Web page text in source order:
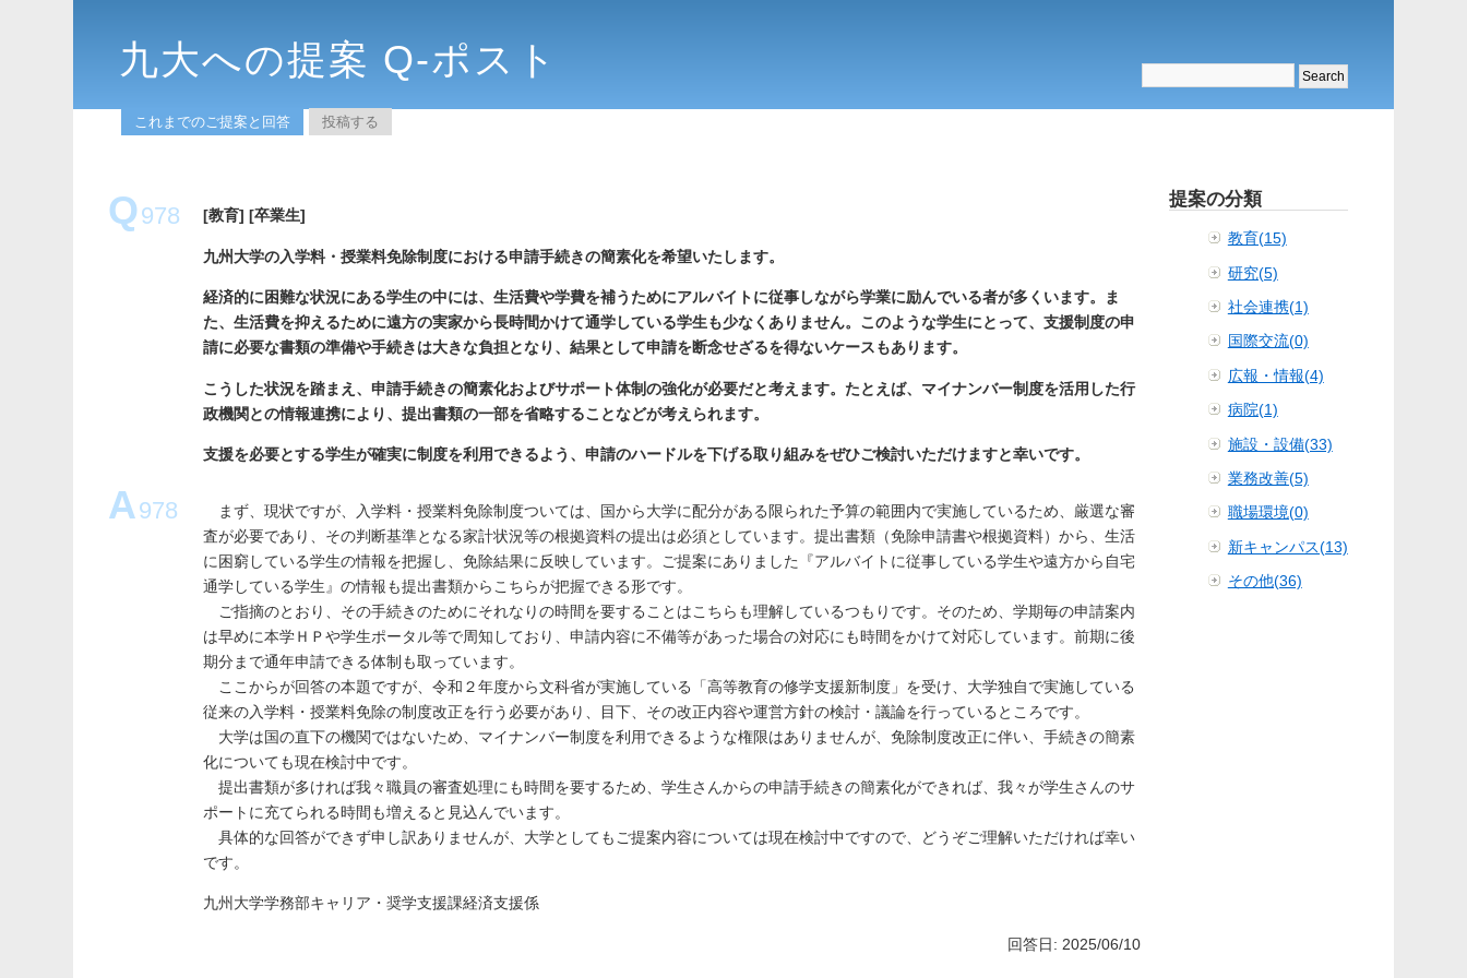
九大への提案 Q-ポスト
これまでのご提案と回答 投稿する
Q978 [教育] [卒業生]
九州大学の入学料・授業料免除制度における申請手続きの簡素化を希望いたします。
経済的に困難な状況にある学生の中には、生活費や学費を補うためにアルバイトに従事しながら学業に励んでいる者が多くいます。ま
た、生活費を抑えるために遠方の実家から長時間かけて通学している学生も少なくありません。このような学生にとって、支援制度の申
請に必要な書類の準備や手続きは大きな負担となり、結果として申請を断念せざるを得ないケースもあります。
こうした状況を踏まえ、申請手続きの簡素化およびサポート体制の強化が必要だと考えます。たとえば、マイナンバー制度を活用した行
政機関との情報連携により、提出書類の一部を省略することなどが考えられます。
支援を必要とする学生が確実に制度を利用できるよう、申請のハードルを下げる取り組みをぜひご検討いただけますと幸いです。
A978
まず、現状ですが、入学料・授業料免除制度ついては、国から大学に配分がある限られた予算の範囲内で実施しているため、厳選な審
査が必要であり、その判断基準となる家計状況等の根拠資料の提出は必須としています。提出書類（免除申請書や根拠資料）から、生活
に困窮している学生の情報を把握し、免除結果に反映しています。ご提案にありました『アルバイトに従事している学生や遠方から自宅
通学している学生』の情報も提出書類からこちらが把握できる形です。
ご指摘のとおり、その手続きのためにそれなりの時間を要することはこちらも理解しているつもりです。そのため、学期毎の申請案内
は早めに本学ＨＰや学生ポータル等で周知しており、申請内容に不備等があった場合の対応にも時間をかけて対応しています。前期に後
期分まで通年申請できる体制も取っています。
ここからが回答の本題ですが、令和２年度から文科省が実施している「高等教育の修学支援新制度」を受け、大学独自で実施している
従来の入学料・授業料免除の制度改正を行う必要があり、目下、その改正内容や運営方針の検討・議論を行っているところです。
大学は国の直下の機関ではないため、マイナンバー制度を利用できるような権限はありませんが、免除制度改正に伴い、手続きの簡素
化についても現在検討中です。
提出書類が多ければ我々職員の審査処理にも時間を要するため、学生さんからの申請手続きの簡素化ができれば、我々が学生さんのサ
ポートに充てられる時間も増えると見込んでいます。
具体的な回答ができず申し訳ありませんが、大学としてもご提案内容については現在検討中ですので、どうぞご理解いただければ幸い
です。
九州大学学務部キャリア・奨学支援課経済支援係
回答日: 2025/06/10
提案の分類
教育(15)
研究(5)
社会連携(1)
国際交流(0)
広報・情報(4)
病院(1)
施設・設備(33)
業務改善(5)
職場環境(0)
新キャンパス(13)
その他(36)